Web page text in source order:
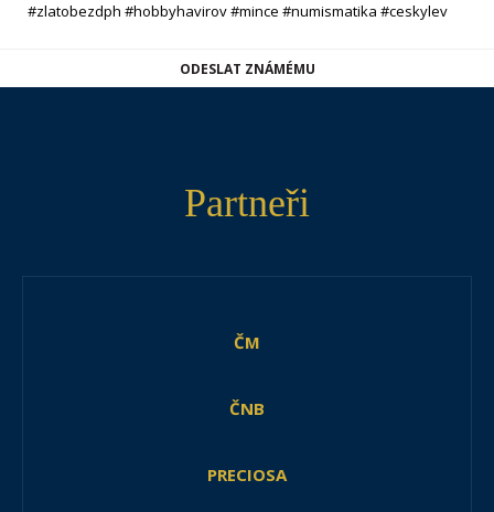
#zlatobezdph #hobbyhavirov #mince #numismatika #ceskylev
ODESLAT ZNÁMÉMU
Partneři
ČM
ČNB
PRECIOSA